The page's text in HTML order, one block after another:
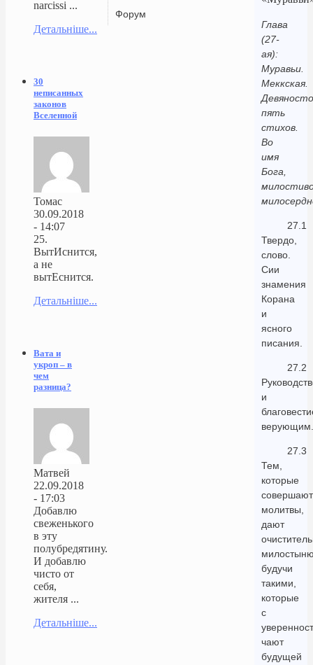
Форум
Глава
(27-
ая):
Муравьи.
Меккская.
Девяносто
пять
стихов.
Во
имя
Бога,
27.1
Твердо,
слово.
Сии
знамения
Корана
и
ясного
писания.
27.2
и
верующим.
27.3
Тем,
которые
совершают
молитвы,
дают
будучи
такими,
которые
с
чают
будущей
narcissi ...
Детальніше...
30
неписанных
законов
Вселенной
Томас
30.09.2018
- 14:07
25.
ВытИснится,
а не
вытЕснится.
Детальніше...
Вата и
укроп – в
чем
разница?
Матвей
22.09.2018
- 17:03
Добавлю
свеженького
в эту
полубредятину.
И добавлю
чисто от
себя,
жителя ...
Детальніше...